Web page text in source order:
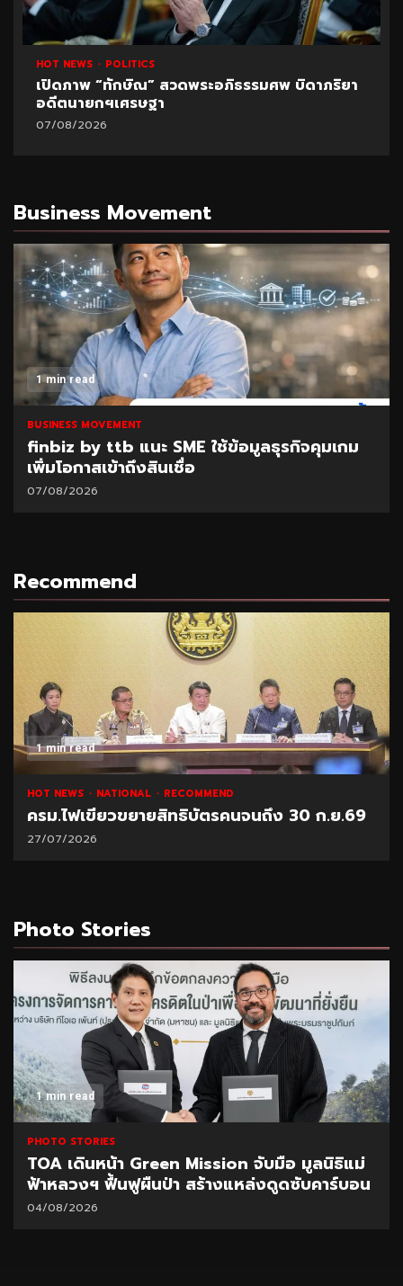
HOT NEWS POLITICS
เปิดภาพ “ทักษิณ” สวดพระอภิธรรมศพ บิดาภริยา
อดีตนายกฯเศรษฐา
07/08/2026
Business Movement
1 min read
BUSINESS MOVEMENT
finbiz by ttb แนะ SME ใช้ข้อมูลธุรกิจคุมเกม
เพิ่มโอกาสเข้าถึงสินเชื่อ
07/08/2026
Recommend
1 min read
HOT NEWS NATIONAL RECOMMEND
ครม.ไฟเขียวขยายสิทธิบัตรคนจนถึง 30 ก.ย.69
27/07/2026
Photo Stories
1 min read
PHOTO STORIES
TOA เดินหน้า Green Mission จับมือ มูลนิธิแม่
ฟ้าหลวงฯ ฟื้นฟูผืนป่า สร้างแหล่งดูดซับคาร์บอน
04/08/2026